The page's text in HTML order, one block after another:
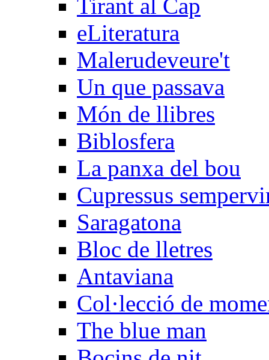
Tirant al Cap
eLiteratura
Malerudeveure't
Un que passava
Món de llibres
Biblosfera
La panxa del bou
Cupressus
Saragatona
Bloc de lletres
Antaviana
Col·lecció de
The blue man